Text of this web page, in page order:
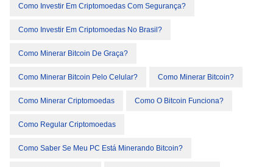
Como Investir Em Criptomoedas Com Segurança?
Como Investir Em Criptomoedas No Brasil?
Como Minerar Bitcoin De Graça?
Como Minerar Bitcoin Pelo Celular? Como Minerar Bitcoin?
Como Minerar Criptomoedas Como O Bitcoin Funciona?
Como Regular Criptomoedas
Como Saber Se Meu PC Está Minerando Bitcoin?